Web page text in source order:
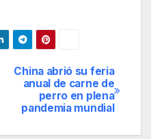
China abrió su feria
anual de carne de
perro en plena
pandemia mundial